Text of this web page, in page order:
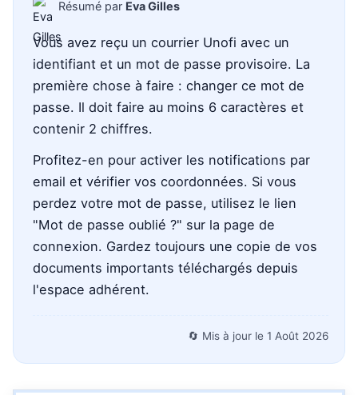
Résumé par Eva Gilles
Vous avez reçu un courrier Unofi avec un
identifiant et un mot de passe provisoire. La
première chose à faire : changer ce mot de
passe. Il doit faire au moins 6 caractères et
contenir 2 chiffres.
Profitez-en pour activer les notifications par
email et vérifier vos coordonnées. Si vous
perdez votre mot de passe, utilisez le lien
"Mot de passe oublié ?" sur la page de
connexion. Gardez toujours une copie de vos
documents importants téléchargés depuis
l'espace adhérent.
🔄 Mis à jour le 1 Août 2026